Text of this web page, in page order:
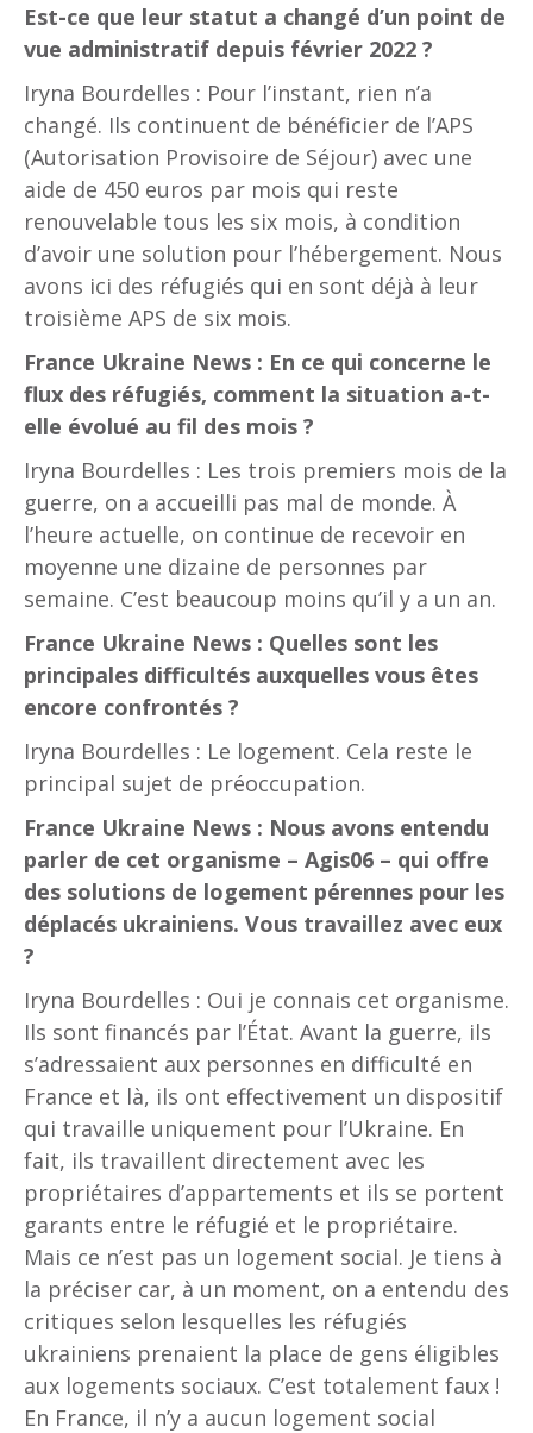
Est-ce que leur statut a changé d’un point de
vue administratif depuis février 2022 ?
Iryna Bourdelles : Pour l’instant, rien n’a
changé. Ils continuent de bénéficier de l’APS
(Autorisation Provisoire de Séjour) avec une
aide de 450 euros par mois qui reste
renouvelable tous les six mois, à condition
d’avoir une solution pour l’hébergement. Nous
avons ici des réfugiés qui en sont déjà à leur
troisième APS de six mois.
France Ukraine News : En ce qui concerne le
flux des réfugiés, comment la situation a-t-
elle évolué au fil des mois ?
Iryna Bourdelles : Les trois premiers mois de la
guerre, on a accueilli pas mal de monde. À
l’heure actuelle, on continue de recevoir en
moyenne une dizaine de personnes par
semaine. C’est beaucoup moins qu’il y a un an.
France Ukraine News : Quelles sont les
principales difficultés auxquelles vous êtes
encore confrontés ?
Iryna Bourdelles : Le logement. Cela reste le
principal sujet de préoccupation.
France Ukraine News : Nous avons entendu
parler de cet organisme – Agis06 – qui offre
des solutions de logement pérennes pour les
déplacés ukrainiens. Vous travaillez avec eux
?
Iryna Bourdelles : Oui je connais cet organisme.
Ils sont financés par l’État. Avant la guerre, ils
s’adressaient aux personnes en difficulté en
France et là, ils ont effectivement un dispositif
qui travaille uniquement pour l’Ukraine. En
fait, ils travaillent directement avec les
propriétaires d’appartements et ils se portent
garants entre le réfugié et le propriétaire.
Mais ce n’est pas un logement social. Je tiens à
la préciser car, à un moment, on a entendu des
critiques selon lesquelles les réfugiés
ukrainiens prenaient la place de gens éligibles
aux logements sociaux. C’est totalement faux !
En France, il n’y a aucun logement social